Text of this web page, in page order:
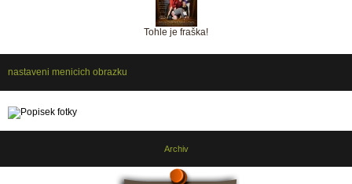
Tohle je fraška!
nastaveni menicich obrazku
Archiv